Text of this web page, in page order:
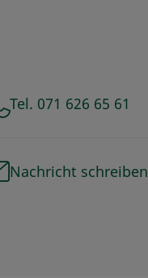
Tel. 071 626 65 61
Nachricht schreiben